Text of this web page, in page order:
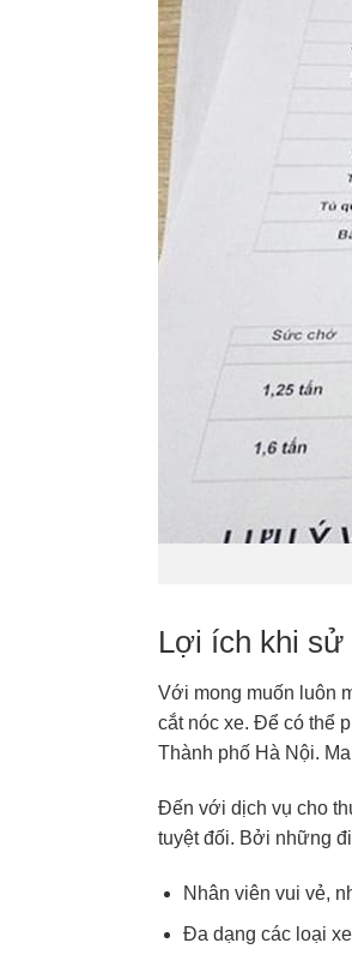
Lợi ích khi sử
Với mong muốn luôn
cắt nóc xe. Để có thể
Thành phố Hà Nội.
Đến với dịch vụ cho
tuyệt đối. Bởi những
Nhân viên vui vẻ,
Đa dạng các loại